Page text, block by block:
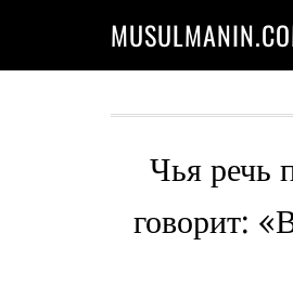
Чья речь
говорит: